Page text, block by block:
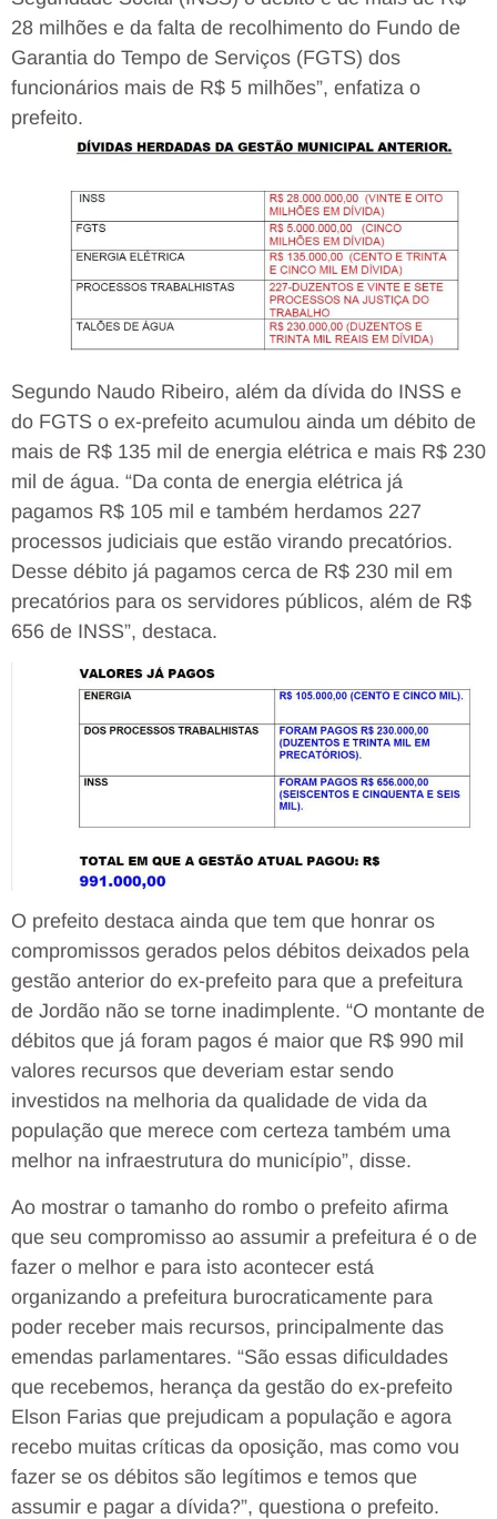
28 milhões e da falta de recolhimento do Fundo de
Garantia do Tempo de Serviços (FGTS) dos
funcionários mais de R$ 5 milhões”, enfatiza o
prefeito.
Segundo Naudo Ribeiro, além da dívida do INSS e
do FGTS o ex-prefeito acumulou ainda um débito de
mais de R$ 135 mil de energia elétrica e mais R$ 230
mil de água. “Da conta de energia elétrica já
pagamos R$ 105 mil e também herdamos 227
processos judiciais que estão virando precatórios.
Desse débito já pagamos cerca de R$ 230 mil em
precatórios para os servidores públicos, além de R$
656 de INSS”, destaca.
O prefeito destaca ainda que tem que honrar os
compromissos gerados pelos débitos deixados pela
gestão anterior do ex-prefeito para que a prefeitura
de Jordão não se torne inadimplente. “O montante de
débitos que já foram pagos é maior que R$ 990 mil
valores recursos que deveriam estar sendo
investidos na melhoria da qualidade de vida da
população que merece com certeza também uma
melhor na infraestrutura do município”, disse.
Ao mostrar o tamanho do rombo o prefeito afirma
que seu compromisso ao assumir a prefeitura é o de
fazer o melhor e para isto acontecer está
organizando a prefeitura burocraticamente para
poder receber mais recursos, principalmente das
emendas parlamentares. “São essas dificuldades
que recebemos, herança da gestão do ex-prefeito
Elson Farias que prejudicam a população e agora
recebo muitas críticas da oposição, mas como vou
fazer se os débitos são legítimos e temos que
assumir e pagar a dívida?”, questiona o prefeito.